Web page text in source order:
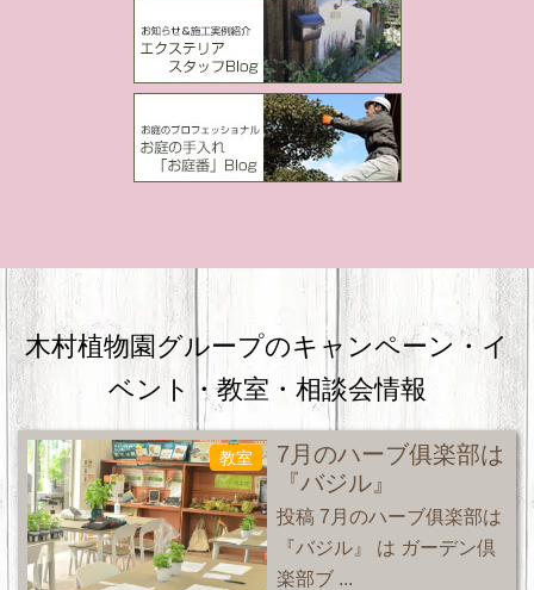
木村植物園グループのキャンペーン・ イ
ベント・教室・相談会情報
教室
7月のハーブ俱楽部は
『バジル』
投稿 7月のハーブ俱楽部は
『バジル』 は ガーデン倶
楽部ブ ...